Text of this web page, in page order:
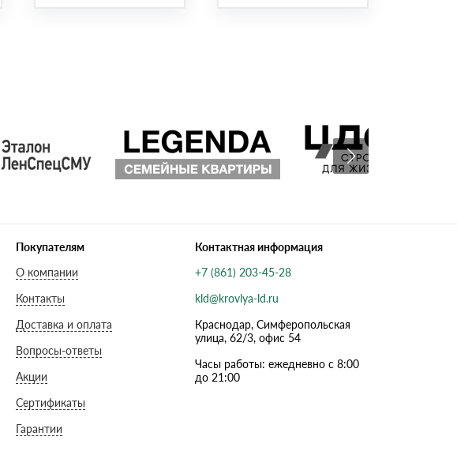
Покупателям
О компании
Контакты
Доставка и оплата
Вопросы-ответы
Акции
Сертификаты
Гарантии
Контактная информация
+7 (861) 203-45-28
kld@krovlya-ld.ru
Краснодар, Симферопольская
улица, 62/3, офис 54
Часы работы: ежедневно с 8:00
до 21:00